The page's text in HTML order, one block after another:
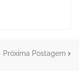
Próxima Postagem